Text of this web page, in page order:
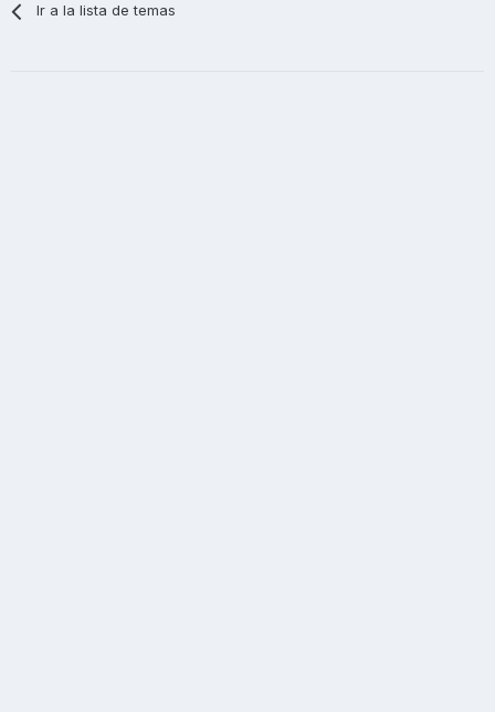
Ir a la lista de temas